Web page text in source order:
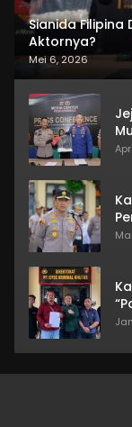
Sianida
Aktornya?
Mei 6, 2026